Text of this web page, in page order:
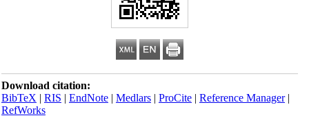
Download citation:
BibTeX|RIS|EndNote|Medlars|ProCite|Reference Manager
RefWorks